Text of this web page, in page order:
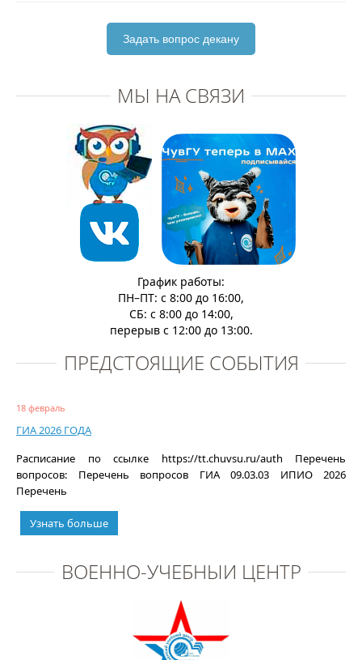
Задать вопрос декану
МЫ НА СВЯЗИ
График работы:
ПН–ПТ: с 8:00 до 16:00,
СБ: с 8:00 до 14:00,
перерыв с 12:00 до 13:00.
ПРЕДСТОЯЩИЕ СОБЫТИЯ
18 февраль
ГИА 2026 ГОДА
Расписание по ссылке https://tt.chuvsu.ru/auth Перечень
вопросов: Перечень вопросов ГИА 09.03.03 ИПИО 2026
Перечень
Узнать больше
ВОЕННО-УЧЕБНЫЙ ЦЕНТР